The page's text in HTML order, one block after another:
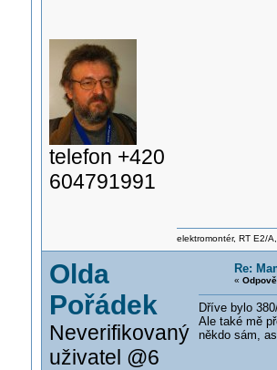
telefon +420
604791991
elektromontér, RT E2/
Olda
Pořádek
Neverifikovaný
uživatel @6
Re:
«
Dříve bylo
Ale také mě
někdo sám,